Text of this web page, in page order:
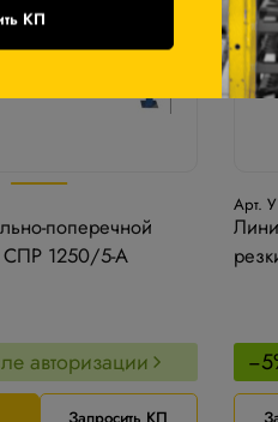
поперечной
СПР 1250/5-А
авторизации
Запросить КП
Арт.
КП